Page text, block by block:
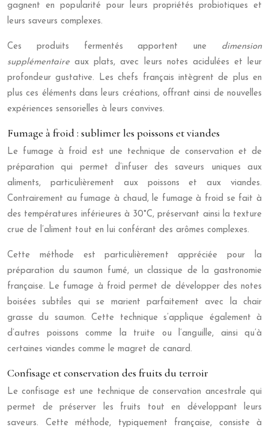
gagnent en popularité pour leurs propriétés probiotiques et
leurs saveurs complexes.
Ces produits fermentés apportent une dimension
supplémentaireaux plats, avec leurs notes acidulées et leur
profondeur gustative. Les chefs français intègrent de plus en
plus ces éléments dans leurs créations, offrant ainsi de nouvelles
expériences sensorielles à leurs convives.
Fumage à froid : sublimer les poissons et viandes
Le fumage à froid est une technique de conservation et de
préparation qui permet d’infuser des saveurs uniques aux
aliments, particulièrement aux poissons et aux viandes.
Contrairement au fumage à chaud, le fumage à froid se fait à
des températures inférieures à 30°C, préservant ainsi la texture
crue de l’aliment tout en lui conférant des arômes complexes.
Cette méthode est particulièrement appréciée pour la
préparation du saumon fumé, un classique de la gastronomie
française. Le fumage à froid permet de développer des notes
boisées subtiles qui se marient parfaitement avec la chair
grasse du saumon. Cette technique s’applique également à
d’autres poissons comme la truite ou l’anguille, ainsi qu’à
certaines viandes comme le magret de canard.
Confisage et conservation des fruits du terroir
Le confisage est une technique de conservation ancestrale qui
permet de préserver les fruits tout en développant leurs
saveurs. Cette méthode, typiquement française, consiste à